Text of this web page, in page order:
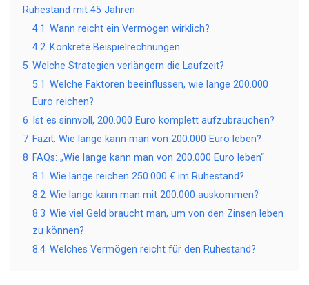
Ruhestand mit 45 Jahren
4.1 Wann reicht ein Vermögen wirklich?
4.2 Konkrete Beispielrechnungen
5 Welche Strategien verlängern die Laufzeit?
5.1 Welche Faktoren beeinflussen, wie lange 200.000
Euro reichen?
6
Ist es sinnvoll, 200.000 Euro komplett aufzubrauchen?
7 Fazit: Wie lange kann man von 200.000 Euro leben?
8 FAQs: „Wie lange kann man von 200.000 Euro leben“
8.1 Wie lange reichen 250.000 € im Ruhestand?
8.2 Wie lange kann man mit 200.000 auskommen?
8.3 Wie viel Geld braucht man, um von den Zinsen leben
zu können?
8.4 Welches Vermögen reicht für den Ruhestand?